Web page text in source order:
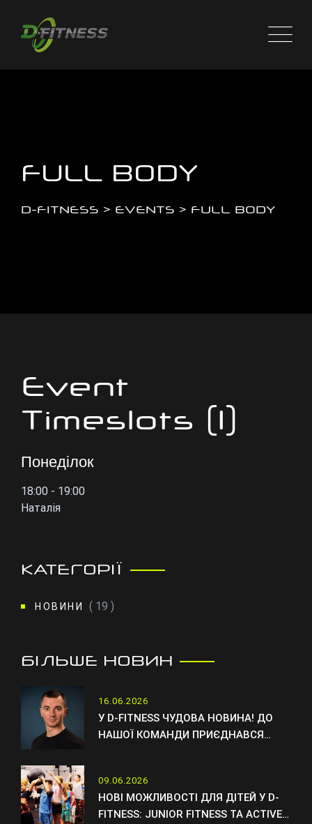
content
FULL BODY
D-FITNESS > EVENTS > FULL BODY
Event
Timeslots (1)
Понеділок
18:00 - 19:00
Наталія
КАТЕГОРІЇ
НОВИНИ ( 19 )
БІЛЬШЕ НОВИН
У D-FITNESS ЧУДОВА НОВИНА! ДО
НАШОЇ КОМАНДИ ПРИЄДНАВСЯ
16.06.2026
НОВІ МОЖЛИВОСТІ ДЛЯ ДІТЕЙ У D-
FITNESS: JUNIOR FITNESS ТА ACTIVE
09.06.2026